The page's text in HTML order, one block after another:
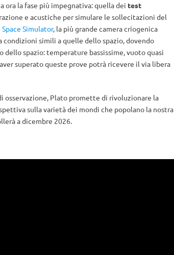
ora la fase più impegnativa: quella dei test
e acustiche per simulare le sollecitazioni del
Space Simulator, la più grande camera criogenica
condizioni simili a quelle dello spazio, dovendo
spazio: temperature bassissime, vuoto quasi
superato queste prove potrà ricevere il via libera
osservazione, Plato promette di rivoluzionare la
sulla varietà dei mondi che popolano la nostra
a dicembre 2026.